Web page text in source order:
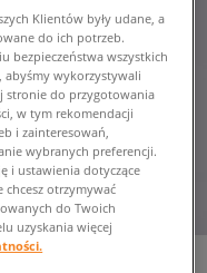
Klientów były udane, a
do ich potrzeb.
bezpieczeństwa wszystkich
abyśmy wykorzystywali
stronie do przygotowania
w tym rekomendacji
i zainteresowań,
wybranych preferencji.
i ustawienia dotyczące
chcesz otrzymywać
do Twoich
uzyskania więcej